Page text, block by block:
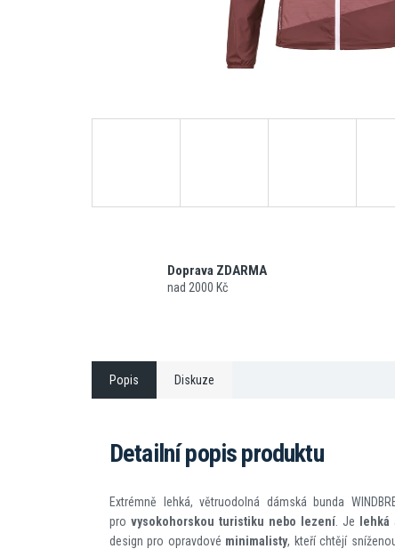
Doprava ZDARMA
nad 2000 Kč
Popis Diskuze
Detailní popis produktu
Extrémně lehká, větruodolná dámská bunda
provysokohorskou turistiku nebo lezení . Je lehká
design pro opravdové minimalisty, kteří chtějí